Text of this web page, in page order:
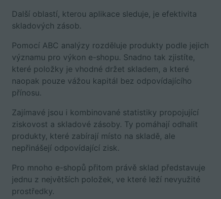
Další oblastí, kterou aplikace sleduje, je efektivita
skladových zásob.
Pomocí ABC analýzy rozděluje produkty podle jejich
významu pro výkon e-shopu. Snadno tak zjistíte,
které položky je vhodné držet skladem, a které
naopak pouze vážou kapitál bez odpovídajícího
přínosu.
Zajímavé jsou i kombinované statistiky propojující
ziskovost a skladové zásoby. Ty pomáhají odhalit
produkty, které zabírají místo na skladě, ale
nepřinášejí odpovídající zisk.
Pro mnoho e-shopů přitom právě sklad představuje
jednu z největších položek, ve které leží nevyužité
prostředky.